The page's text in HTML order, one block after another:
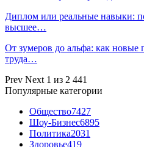
Диплом или реальные навыки:
высшее…
От зумеров до альфа: как
труда…
Prev Next 1 из 2 441
Популярные категории
Общество7427
Шоу-Бизнес6895
Политика2031
Здоровье419